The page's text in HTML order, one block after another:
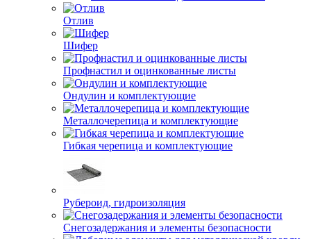
Отлив
Шифер
Профнастил и оцинкованные листы
Ондулин и комплектующие
Металлочерепица и комплектующие
Гибкая черепица и комплектующие
Рубероид, гидроизоляция
Снегозадержания и элементы безопасности